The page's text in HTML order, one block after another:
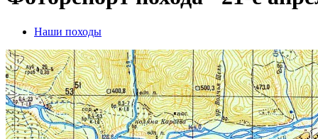
Наши походы